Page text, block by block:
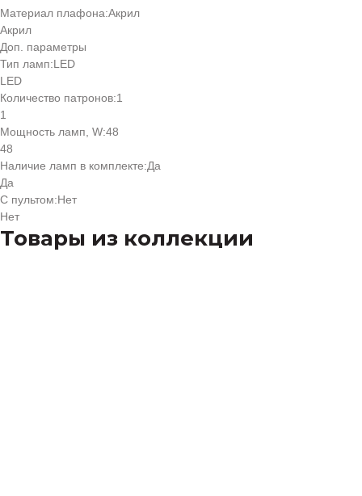
Материал плафона:Акрил
Акрил
Доп. параметры
Тип ламп:LED
LED
Количество патронов:1
1
Мощность ламп, W:48
48
Наличие ламп в комплекте:Да
Да
С пультом:Нет
Нет
Товары из коллекции